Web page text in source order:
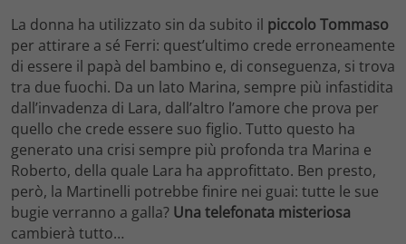
La donna ha utilizzato sin da subito il piccolo Tommaso
per attirare a sé Ferri: quest’ultimo crede erroneamente
di essere il papà del bambino e, di conseguenza, si trova
tra due fuochi. Da un lato Marina, sempre più infastidita
dall’invadenza di Lara, dall’altro l’amore che prova per
quello che crede essere suo figlio. Tutto questo ha
generato una crisi sempre più profonda tra Marina e
Roberto, della quale Lara ha approfittato. Ben presto,
però, la Martinelli potrebbe finire nei guai: tutte le sue
bugie verranno a galla? Una telefonata misteriosa
cambierà tutto…